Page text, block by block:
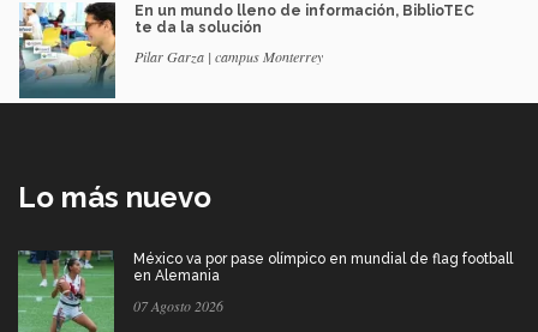
En un mundo lleno de información, BiblioTEC
te da la solución
Pilar Garza | campus Monterrey
Lo más nuevo
México va por pase olímpico en mundial de flag football
en Alemania
07 Agosto 2026